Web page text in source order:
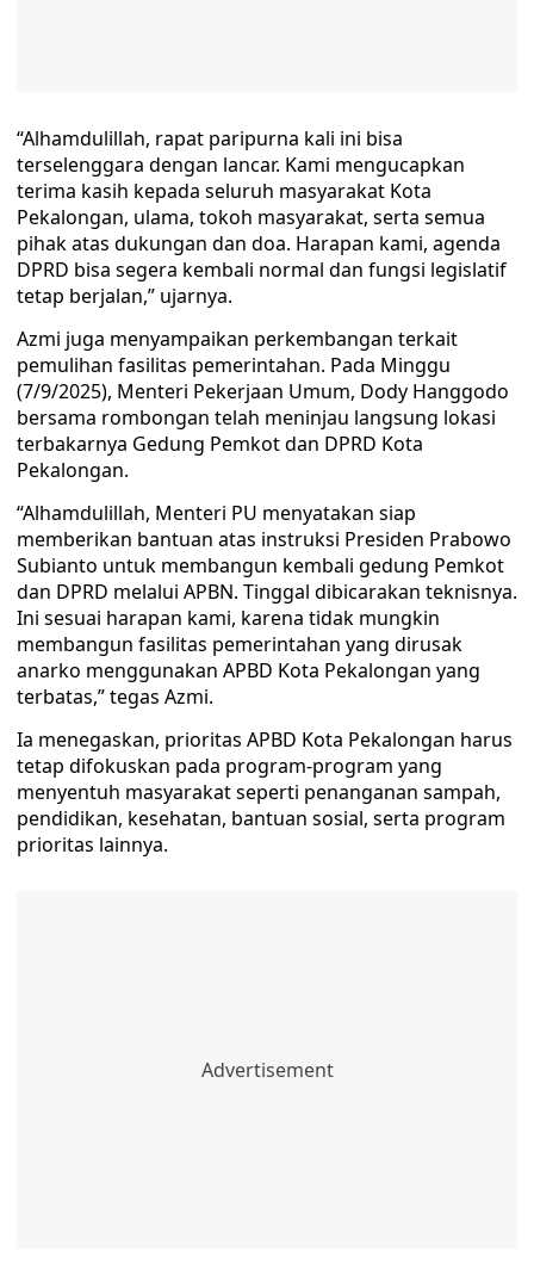
“Alhamdulillah, rapat paripurna kali ini bisa
terselenggara dengan lancar. Kami mengucapkan
terima kasih kepada seluruh masyarakat Kota
Pekalongan, ulama, tokoh masyarakat, serta semua
pihak atas dukungan dan doa. Harapan kami, agenda
DPRD bisa segera kembali normal dan fungsi legislatif
tetap berjalan,” ujarnya.
Azmi juga menyampaikan perkembangan terkait
pemulihan fasilitas pemerintahan. Pada Minggu
(7/9/2025), Menteri Pekerjaan Umum, Dody Hanggodo
bersama rombongan telah meninjau langsung lokasi
terbakarnya Gedung Pemkot dan DPRD Kota
Pekalongan.
“Alhamdulillah, Menteri PU menyatakan siap
memberikan bantuan atas instruksi Presiden Prabowo
Subianto untuk membangun kembali gedung Pemkot
dan DPRD melalui APBN. Tinggal dibicarakan teknisnya.
Ini sesuai harapan kami, karena tidak mungkin
membangun fasilitas pemerintahan yang dirusak
anarko menggunakan APBD Kota Pekalongan yang
terbatas,” tegas Azmi.
Ia menegaskan, prioritas APBD Kota Pekalongan harus
tetap difokuskan pada program-program yang
menyentuh masyarakat seperti penanganan sampah,
pendidikan, kesehatan, bantuan sosial, serta program
prioritas lainnya.